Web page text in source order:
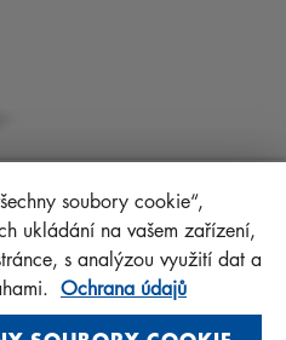
GOSTYŃ, POLAND
soubory cookie“,
ukládání na vašem zařízení,
s analýzou využití dat a
Ochrana údajů